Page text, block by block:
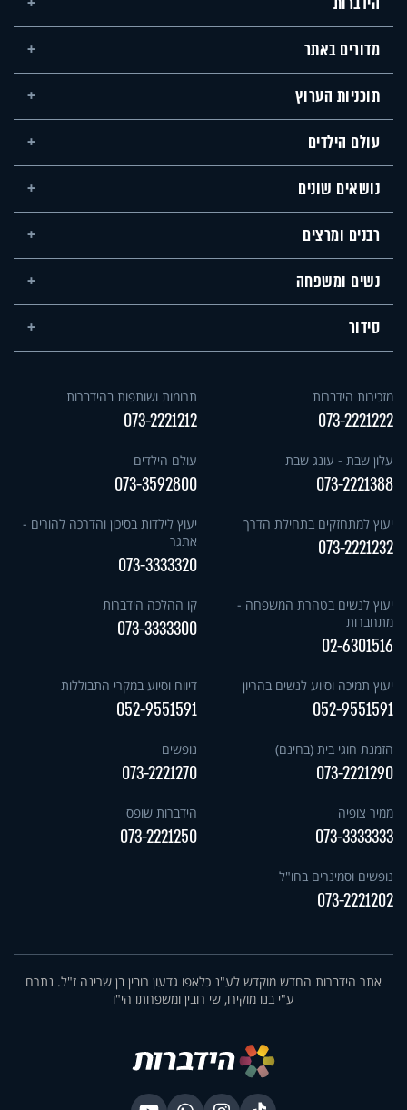
מדורים באתר
תוכניות הערוץ
עולם הילדים
נושאים שונים
רבנים ומרצים
נשים ומשפחה
סידור
מזכירות הידברות
073-2221222
תרומות ושותפות בהידברות
073-2221212
עלון שבת - עונג שבת
073-2221388
עולם הילדים
073-3592800
יעוץ למתחזקים בתחילת הדרך
073-2221232
יעוץ לילדות בסיכון והדרכה להורים -
אתגר
073-3333320
יעוץ לנשים בטהרת המשפחה -
מתחברות
02-6301516
קו ההלכה הידברות
073-3333300
יעוץ תמיכה וסיוע לנשים בהריון
052-9551591
דיווח וסיוע במקרי התבוללות
052-9551591
הזמנת חוגי בית (בחינם)
073-2221290
נופשים
073-2221270
ממיר צופיה
073-3333333
הידברות שופס
073-2221250
נופשים וסמינרים בחו"ל
073-2221202
אתר הידברות החדש מוקדש לע"נ כלאפו גדעון רובין בן שרינה ז"ל. נתרם
ע"י בנו מוקירו, שי רובין ומשפחתו הי"ו